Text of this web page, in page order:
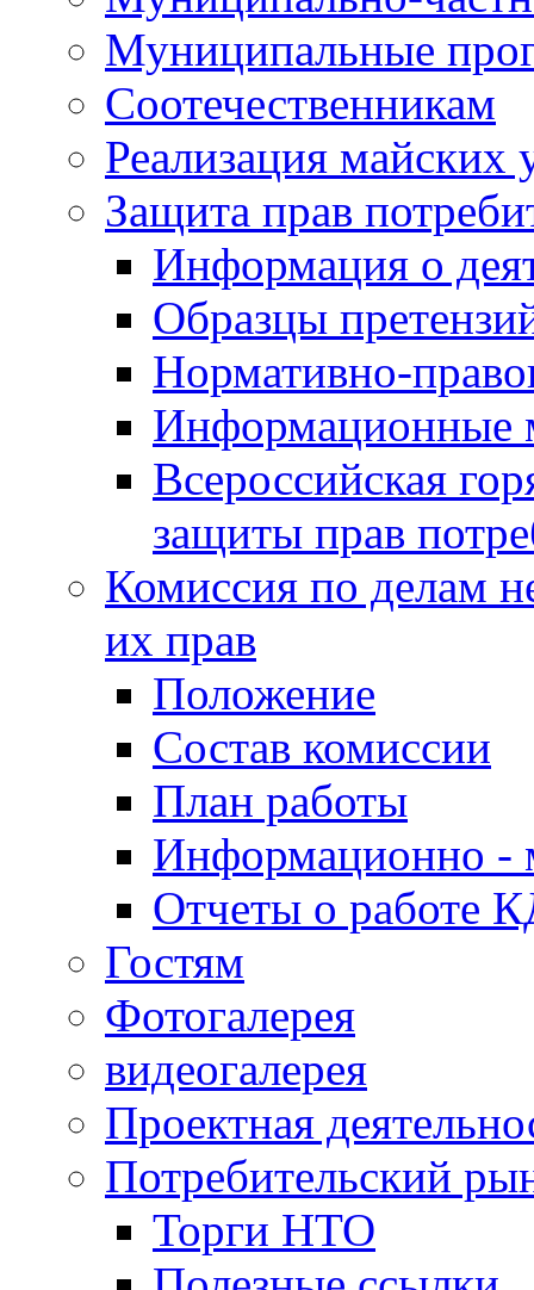
Муниципальные
Соотечественникам
Реализация майских
Защита прав
Информация о
Образцы
Нормативно-
Информационные
Всероссийская
защиты прав
Комиссия по делам
их прав
Положение
Состав комиссии
План работы
Информационно -
Отчеты о работе
Гостям
Фотогалерея
видеогалерея
Проектная
Потребительский
Торги НТО